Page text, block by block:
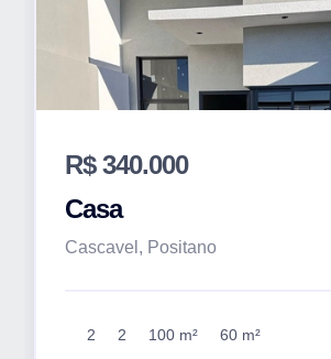
R$ 340.000
Casa
Cascavel, Positano
2 2 100 m² 60 m²